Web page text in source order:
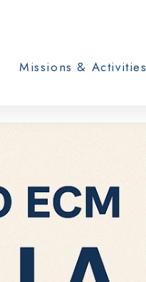
Missions & Activities